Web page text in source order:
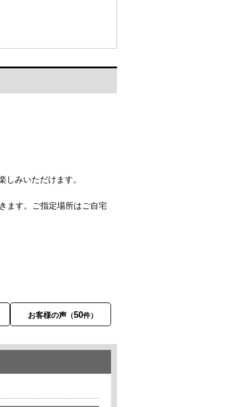
みいただけます。
ます。ご指定場所はご自宅
お客様の声（50件）